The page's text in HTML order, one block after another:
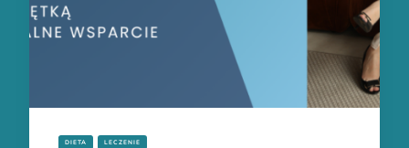
DIETA LECZENIE